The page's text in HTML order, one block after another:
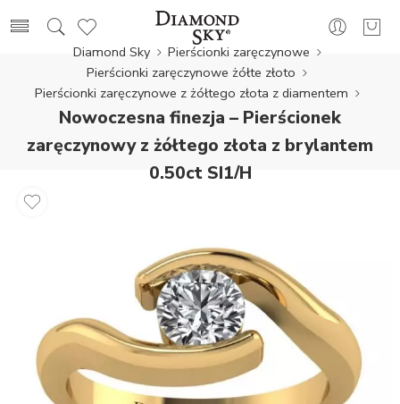
Diamond Sky
Pierścionki zaręczynowe
Pierścionki zaręczynowe żółte złoto
Pierścionki zaręczynowe z żółtego złota z diamentem
Nowoczesna finezja – Pierścionek
zaręczynowy z żółtego złota z brylantem
0,50ct SI1/H